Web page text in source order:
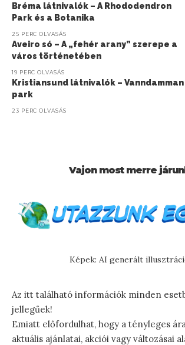
Bréma látnivalók – A Rhododendron
Park és a Botanika
25 PERC OLVASÁS
Aveiro só – A „fehér arany” szerepe a
város történetében
19 PERC OLVASÁS
Kristiansund látnivalók – Vanndamman
park
23 PERC OLVASÁS
Vajon most merre
Képek: AI generált
Az itt található információk minden
jellegűek!
Emiatt előfordulhat, hogy a tényleges
aktuális ajánlatai, akciói vagy változásai